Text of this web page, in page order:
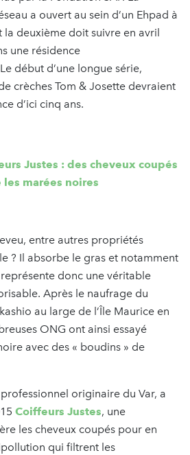
a ouvert au sein d’un Ehpad à
la deuxième doit suivre en avril
une résidence
début d’une longue série,
crèches Tom & Josette devraient
d’ici cinq ans.
Justes : des cheveux coupés
marées noires
entre autres propriétés
? Il absorbe le gras et notamment
donc une véritable
Après le naufrage du
au large de l’Île Maurice en
ONG ont ainsi essayé
avec des « boudins » de
originaire du Var, a
Coiffeurs Justes, une
les cheveux coupés pour en
qui filtrent les